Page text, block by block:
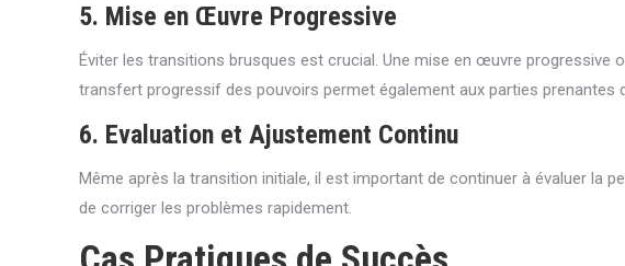
5. Mise en Œuvre Progressive
Éviter les transitions brusques est crucial. Une mise en œuvre
transfert progressif des pouvoirs permet également aux parties prenantes
6. Evaluation et Ajustement Continu
Même après la transition initiale, il est important de continuer à évaluer la
de corriger les problèmes rapidement.